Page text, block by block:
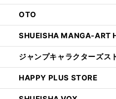
OTO
SHUEISHA MANGA-ART
ジャンプキャラクターズス
HAPPY PLUS STORE